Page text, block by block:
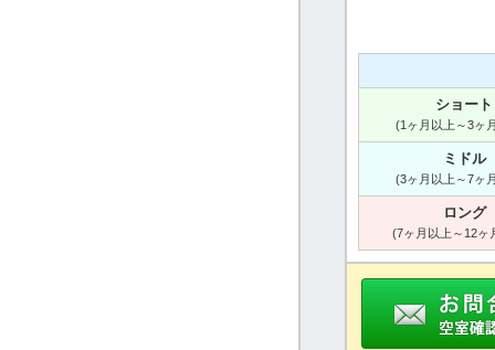
ショート
(1ヶ月以上～3ヶ
ミドル
(3ヶ月以上～7ヶ
ロング
(7ヶ月以上～12ヶ